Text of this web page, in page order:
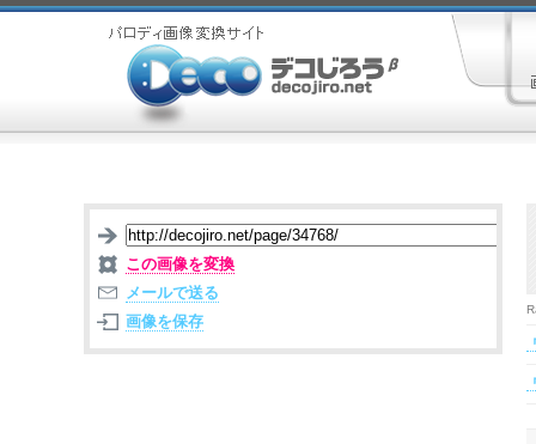
この画像を変換
メールで送る
画像を保存